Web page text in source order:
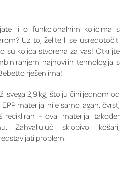
li o funkcionalnim kolicima s
Uz to, želite li se usredotočiti
su kolica stvorena za vas! Otkrijte
najnovijih tehnologija s
rješenjima!
svega 2,9 kg, što ju čini jednom od
materijal nije samo lagan, čvrst,
recikliran – ovaj materijal također
Zahvaljujući sklopivoj košari,
problem.